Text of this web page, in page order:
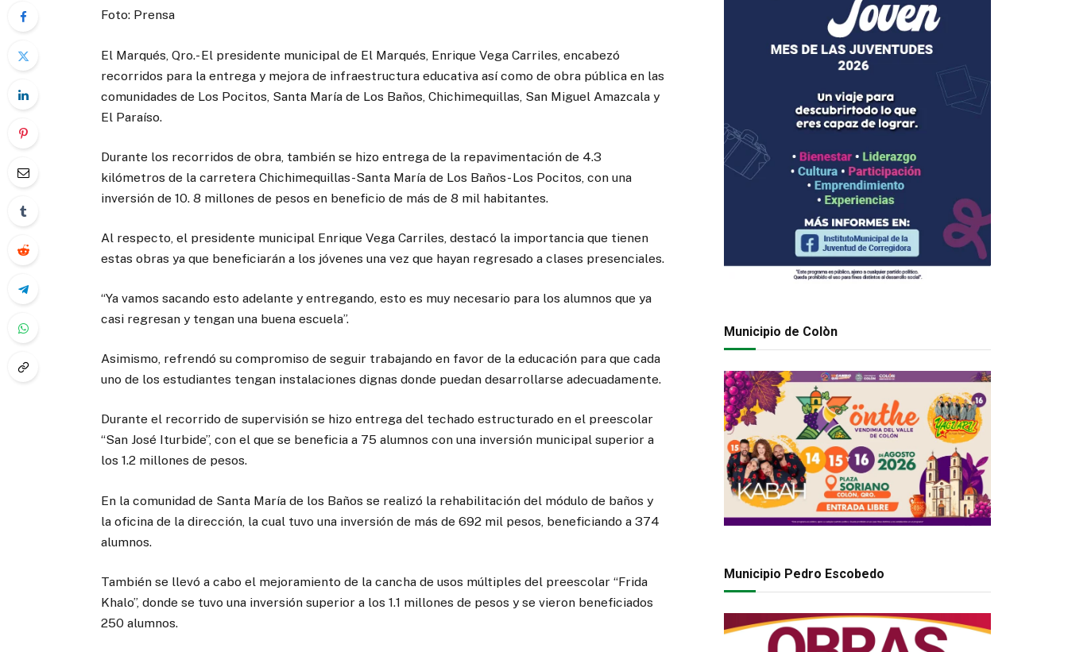
Foto: Prensa
El Marqués, Qro.- El presidente municipal de El Marqués, Enrique Vega Carriles, encabezó
recorridos para la entrega y mejora de infraestructura educativa así como de obra pública en las
comunidades de Los Pocitos, Santa María de Los Baños, Chichimequillas, San Miguel Amazcala y
El Paraíso.
Durante los recorridos de obra, también se hizo entrega de la repavimentación de 4.3
kilómetros de la carretera Chichimequillas-Santa María de Los Baños- Los Pocitos, con una
inversión de 10. 8 millones de pesos en beneficio de más de 8 mil habitantes.
Al respecto, el presidente municipal Enrique Vega Carriles, destacó la importancia que tienen
estas obras ya que beneficiarán a los jóvenes una vez que hayan regresado a clases presenciales.
“Ya vamos sacando esto adelante y entregando, esto es muy necesario para los alumnos que ya
casi regresan y tengan una buena escuela”.
Asimismo, refrendó su compromiso de seguir trabajando en favor de la educación para que cada
uno de los estudiantes tengan instalaciones dignas donde puedan desarrollarse adecuadamente.
Durante el recorrido de supervisión se hizo entrega del techado estructurado en el preescolar
“San José Iturbide”, con el que se beneficia a 75 alumnos con una inversión municipal superior a
los 1.2 millones de pesos.
En la comunidad de Santa María de los Baños se realizó la rehabilitación del módulo de baños y
la oficina de la dirección, la cual tuvo una inversión de más de 692 mil pesos, beneficiando a 374
alumnos.
También se llevó a cabo el mejoramiento de la cancha de usos múltiples del preescolar “Frida
Khalo”, donde se tuvo una inversión superior a los 1.1 millones de pesos y se vieron beneficiados
250 alumnos.
Municipio de Colòn
Municipio Pedro Escobedo